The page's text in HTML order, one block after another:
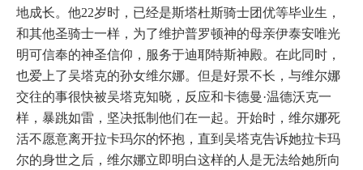
地成长。他22岁时，已经是斯塔杜斯骑士团优等毕业生，
和其他圣骑士一样，为了维护普罗顿神的母亲伊泰安唯光
明可信奉的神圣信仰，服务于迪耶特斯神殿。在此同时，
也爱上了吴塔克的孙女维尔娜。但是好景不长，与维尔娜
交往的事很快被吴塔克知晓，反应和卡德曼·温德沃克一
样，暴跳如雷，坚决抵制他们在一起。开始时，维尔娜死
活不愿意离开拉卡玛尔的怀抱，直到吴塔克告诉她拉卡玛
尔的身世之后，维尔娜立即明白这样的人是无法给她所向